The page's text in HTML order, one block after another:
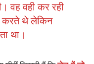
वह वही कर रही
करते थे लेकिन
था।